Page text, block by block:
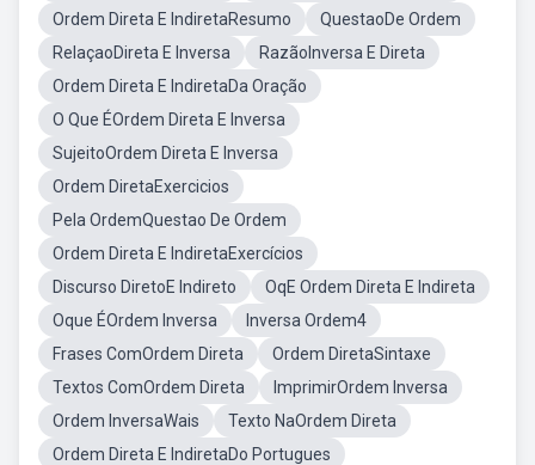
Ordem Direta E IndiretaResumo
QuestaoDe Ordem
RelaçaoDireta E Inversa
RazãoInversa E Direta
Ordem Direta E IndiretaDa Oração
O Que ÉOrdem Direta E Inversa
SujeitoOrdem Direta E Inversa
Ordem DiretaExercicios
Pela OrdemQuestao De Ordem
Ordem Direta E IndiretaExercícios
Discurso DiretoE Indireto
OqE Ordem Direta E Indireta
Oque ÉOrdem Inversa
Inversa Ordem4
Frases ComOrdem Direta
Ordem DiretaSintaxe
Textos ComOrdem Direta
ImprimirOrdem Inversa
Ordem InversaWais
Texto NaOrdem Direta
Ordem Direta E IndiretaDo Portugues